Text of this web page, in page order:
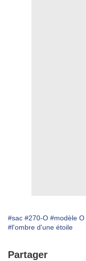
#sac #270-O #modèle O
#l'ombre d'une étoile
Partager